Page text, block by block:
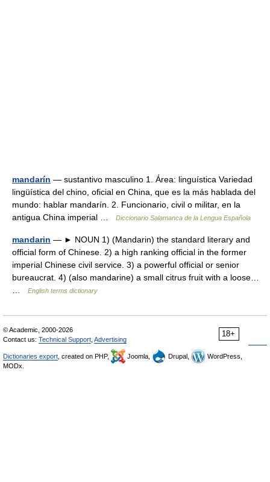
mandarín — sustantivo masculino 1. Área: linguística Variedad
lingüística del chino, oficial en China, que es la más hablada del
mundo: hablar mandarín. 2. Funcionario, civil o militar, en la
antigua China imperial …
Diccionario Salamanca de la Lengua Española
mandarin — ► NOUN 1) (Mandarin) the standard literary and
official form of Chinese. 2) a high ranking official in the former
imperial Chinese civil service. 3) a powerful official or senior
bureaucrat. 4) (also mandarine) a small citrus fruit with a loose…
English terms dictionary
18+
© Academic, 2000-2026
Contact us: Technical Support Advertising
Dictionaries export , created on PHP, Joomla, Drupal,
WordPress,
MODx.